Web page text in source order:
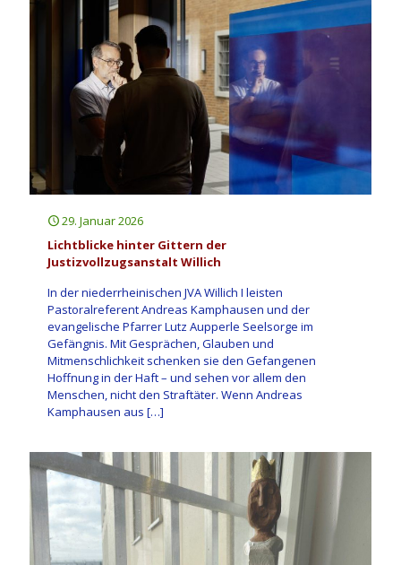
29. Januar 2026
Lichtblicke hinter Gittern der
Justizvollzugsanstalt Willich
In der niederrheinischen JVA Willich I leisten
Pastoralreferent Andreas Kamphausen und der
evangelische Pfarrer Lutz Aupperle Seelsorge im
Gefängnis. Mit Gesprächen, Glauben und
Mitmenschlichkeit schenken sie den Gefangenen
Hoffnung in der Haft – und sehen vor allem den
Menschen, nicht den Straftäter. Wenn Andreas
Kamphausen aus […]